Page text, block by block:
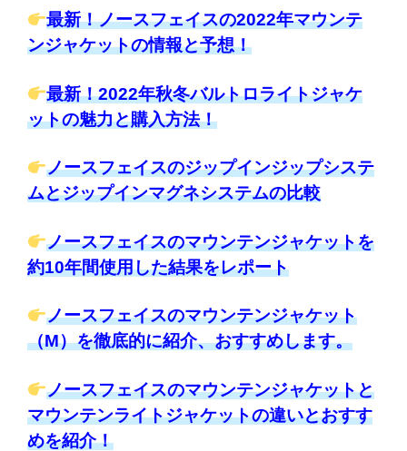
最新！ノースフェイスの2022年マウンテ
ンジャケットの情報と予想！
最新！2022年秋冬バルトロライトジャケ
ットの魅力と購入方法！
ノースフェイスのジップインジップシステ
ムとジップインマグネシステムの比較
ノースフェイスのマウンテンジャケットを
約10年間使用した結果をレポート
ノースフェイスのマウンテンジャケット
（M）を徹底的に紹介、おすすめします。
ノースフェイスのマウンテンジャケットと
マウンテンライトジャケットの違いとおすす
めを紹介！